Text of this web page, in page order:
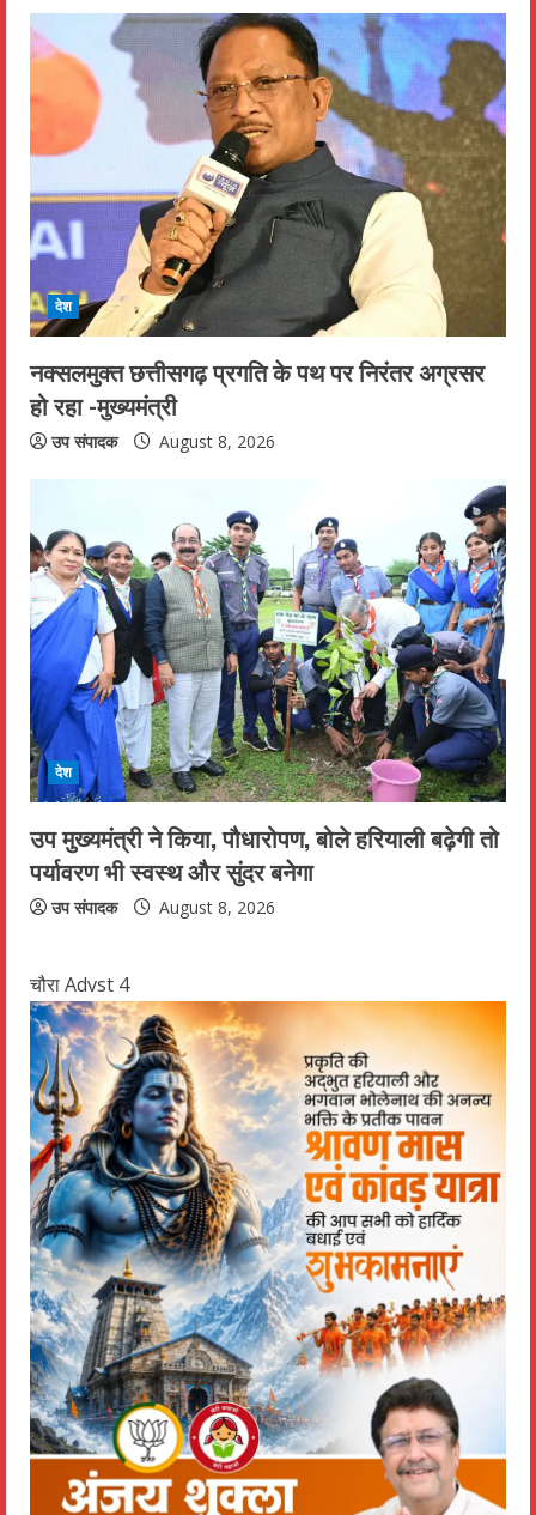
देश
नक्सलमुक्त छत्तीसगढ़ प्रगति के पथ पर निरंतर अग्रसर
हो रहा -मुख्यमंत्री
उप संपादक August 8, 2026
देश
उप मुख्यमंत्री ने किया, पौधारोपण, बोले हरियाली बढ़ेगी तो
पर्यावरण भी स्वस्थ और सुंदर बनेगा
उप संपादक August 8, 2026
चौरा Advst 4